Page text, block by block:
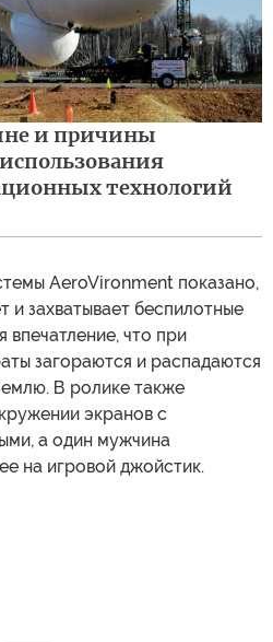
и причины
технологий
AeroVironment показано,
и захватывает беспилотные
впечатление, что при
загораются и распадаются
В ролике также
экранов с
а один мужчина
на игровой джойстик.